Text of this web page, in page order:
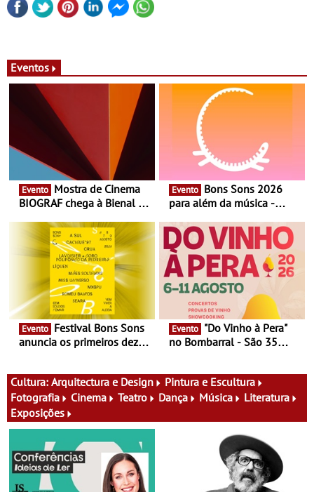
Eventos
Evento
BIOGRAF chega à Bienal de
Documentário, ensaio
fílmico e práticas artísticas
Evento
para além da música -
percursos, oficinas,
atividades para toda a
família e muito mais
Evento
anuncia os primeiros dez
Evento
no Bombarral - São 35
experiências
Cultura: Arquitectura e Design
Pintura e Escultura
Fotografia
Cinema Teatro Dança Música
Literatura
Exposições